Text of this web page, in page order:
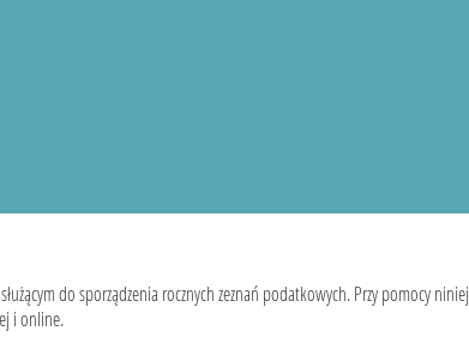
do sporządzenia rocznych zeznań podatkowych. Przy pomocy
i online.